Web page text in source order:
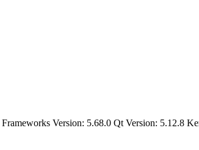
Version: 5.68.0 Qt Version: 5.12.8